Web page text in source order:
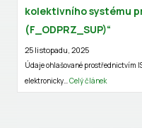
kolektivního systému
(F_ODPRZ_SUP)“
25 listopadu, 2025
Údaje ohlašované prostřednictvím
elektronicky…Celý článek